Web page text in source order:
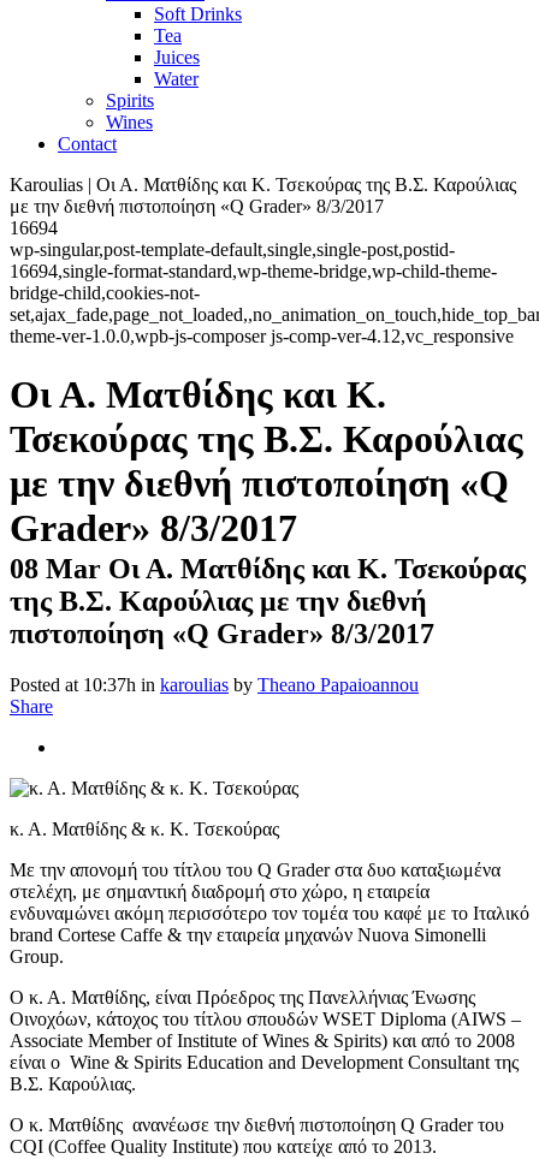
Soft Drinks
Tea
Juices
Water
Spirits
Wines
Contact
Karoulias | Οι Α. Ματθίδης και Κ. Τσεκούρας της Β.Σ. Καρούλιας
με την διεθνή πιστοποίηση «Q Grader» 8/3/2017
16694
wp-singular,post-template-default,single,single-post,postid-
16694,single-format-standard,wp-theme-bridge,wp-child-theme-
bridge-child,cookies-not-
theme-ver-1.0.0,wpb-js-composer js-comp-ver-4.12,vc_responsive
Οι Α. Ματθίδης και Κ.
Τσεκούρας της Β.Σ. Καρούλιας
με την διεθνή πιστοποίηση «Q
Grader» 8/3/2017
08 Mar Οι Α. Ματθίδης και Κ. Τσεκούρας
της Β.Σ. Καρούλιας με την διεθνή
πιστοποίηση «Q Grader» 8/3/2017
Posted at 10:37h in karoulias by Theano Papaioannou
Share
κ. Α. Ματθίδης & κ. Κ. Τσεκούρας
Με την απονομή του τίτλου του Q Grader στα δυο καταξιωμένα
στελέχη, με σημαντική διαδρομή στο χώρο, η εταιρεία
ενδυναμώνει ακόμη περισσότερο τον τομέα του καφέ με το Ιταλικό
brand Cortese Caffe & την εταιρεία μηχανών Nuova Simonelli
Group.
Ο κ. Α. Ματθίδης, είναι Πρόεδρος της Πανελλήνιας Ένωσης
Οινοχόων, κάτοχος του τίτλου σπουδών WSET Diploma (AIWS –
Associate Member of Institute of Wines & Spirits) και από το 2008
είναι ο Wine & Spirits Education and Development Consultant της
Β.Σ. Καρούλιας.
Ο κ. Ματθίδης ανανέωσε την διεθνή πιστοποίηση Q Grader του
CQI (Coffee Quality Institute) που κατείχε από το 2013.